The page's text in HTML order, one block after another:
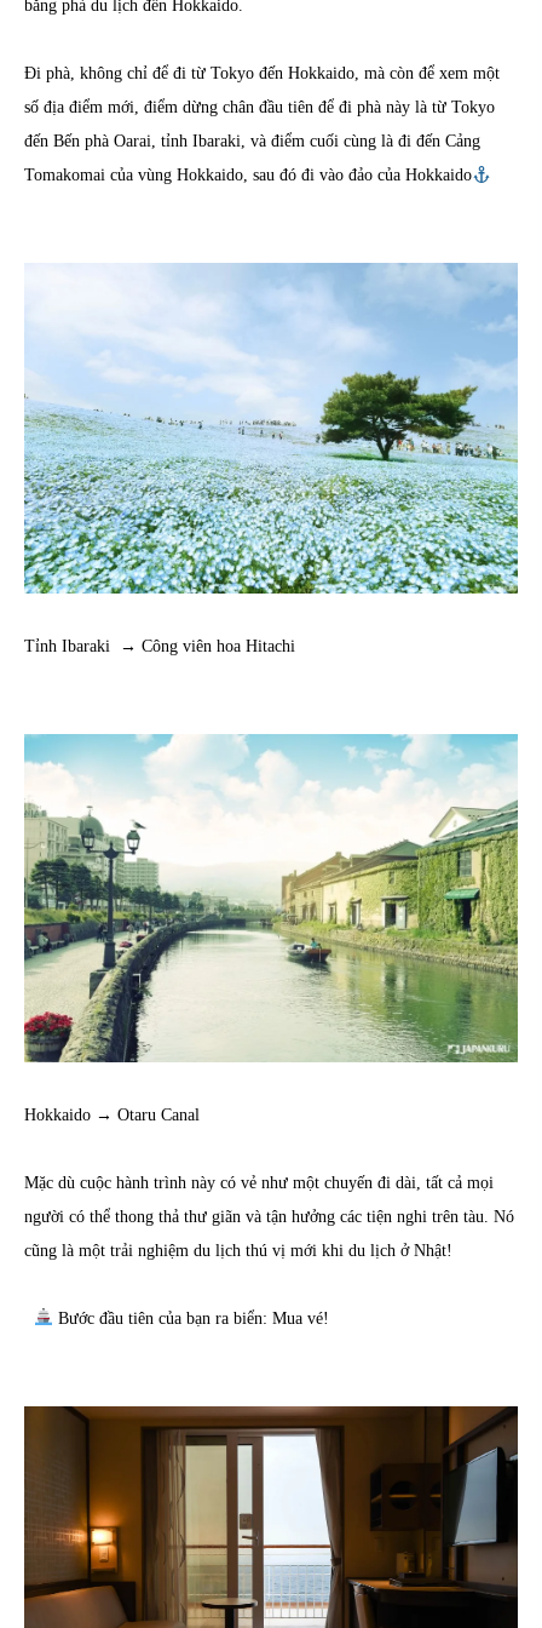
bằng phà du lịch đến Hokkaido.
Đi phà, không chỉ để đi từ Tokyo đến Hokkaido, mà còn để xem một
số địa điểm mới, điểm dừng chân đầu tiên để đi phà này là từ Tokyo
đến Bến phà Oarai, tỉnh Ibaraki, và điểm cuối cùng là đi đến Cảng
Tomakomai của vùng Hokkaido, sau đó đi vào đảo của Hokkaido
Tỉnh Ibaraki → Công viên hoa Hitachi
Hokkaido → Otaru Canal
Mặc dù cuộc hành trình này có vẻ như một chuyến đi dài, tất cả mọi
người có thể thong thả thư giãn và tận hưởng các tiện nghi trên tàu. Nó
cũng là một trải nghiệm du lịch thú vị mới khi du lịch ở Nhật!
Bước đầu tiên của bạn ra biển: Mua vé!